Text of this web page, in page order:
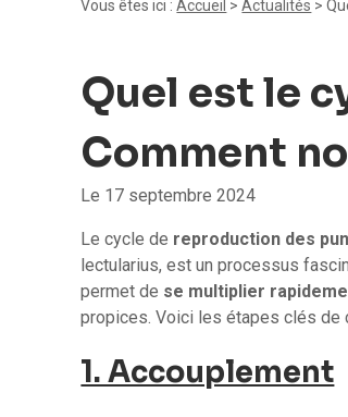
Vous êtes ici : Accueil >Actualités >
Quel est le
Comment
Le 17 septembre 2024
Le cycle de reproduction des
lectularius, est un processus
permet de se multiplier
propices. Voici les étapes clés de
1. Accouplement